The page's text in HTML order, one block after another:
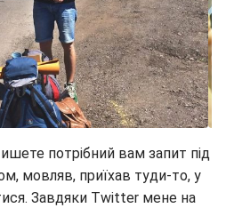
потрібний вам запит під
мовляв, приїхав туди-то, у
Завдяки Twitter мене на